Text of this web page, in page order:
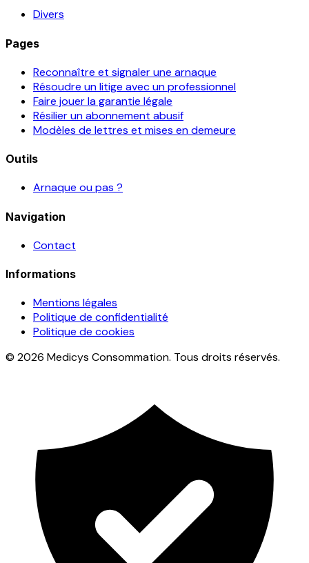
Divers
Pages
Reconnaître et signaler une arnaque
Résoudre un litige avec un professionnel
Faire jouer la garantie légale
Résilier un abonnement abusif
Modèles de lettres et mises en demeure
Outils
Arnaque ou pas ?
Navigation
Contact
Informations
Mentions légales
Politique de confidentialité
Politique de cookies
© 2026 Medicys Consommation. Tous droits réservés.